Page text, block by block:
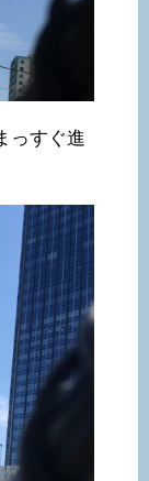
っすぐ進